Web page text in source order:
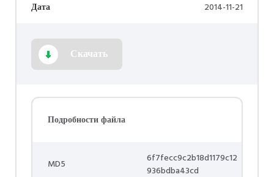
Дата 2014-11-21
Скачать
Подробности файла
MD5
6f7fecc9c2b18d1179c12
936bdba43cd